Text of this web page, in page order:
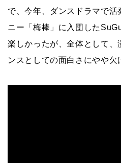
で、今年、ダンスドラマで
ニー「梅棒」に入団した
楽しかったが、全体として
ンスとしての面白さにやや欠